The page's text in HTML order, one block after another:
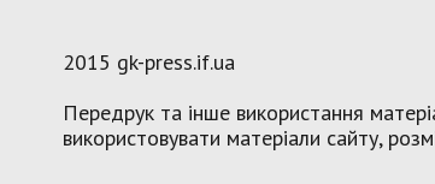
2015 gk-press.if.ua
Передрук та інше використання
використовувати матеріали сайту,